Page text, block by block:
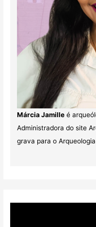
Márcia Jamilleé
Administradora do site
grava para o